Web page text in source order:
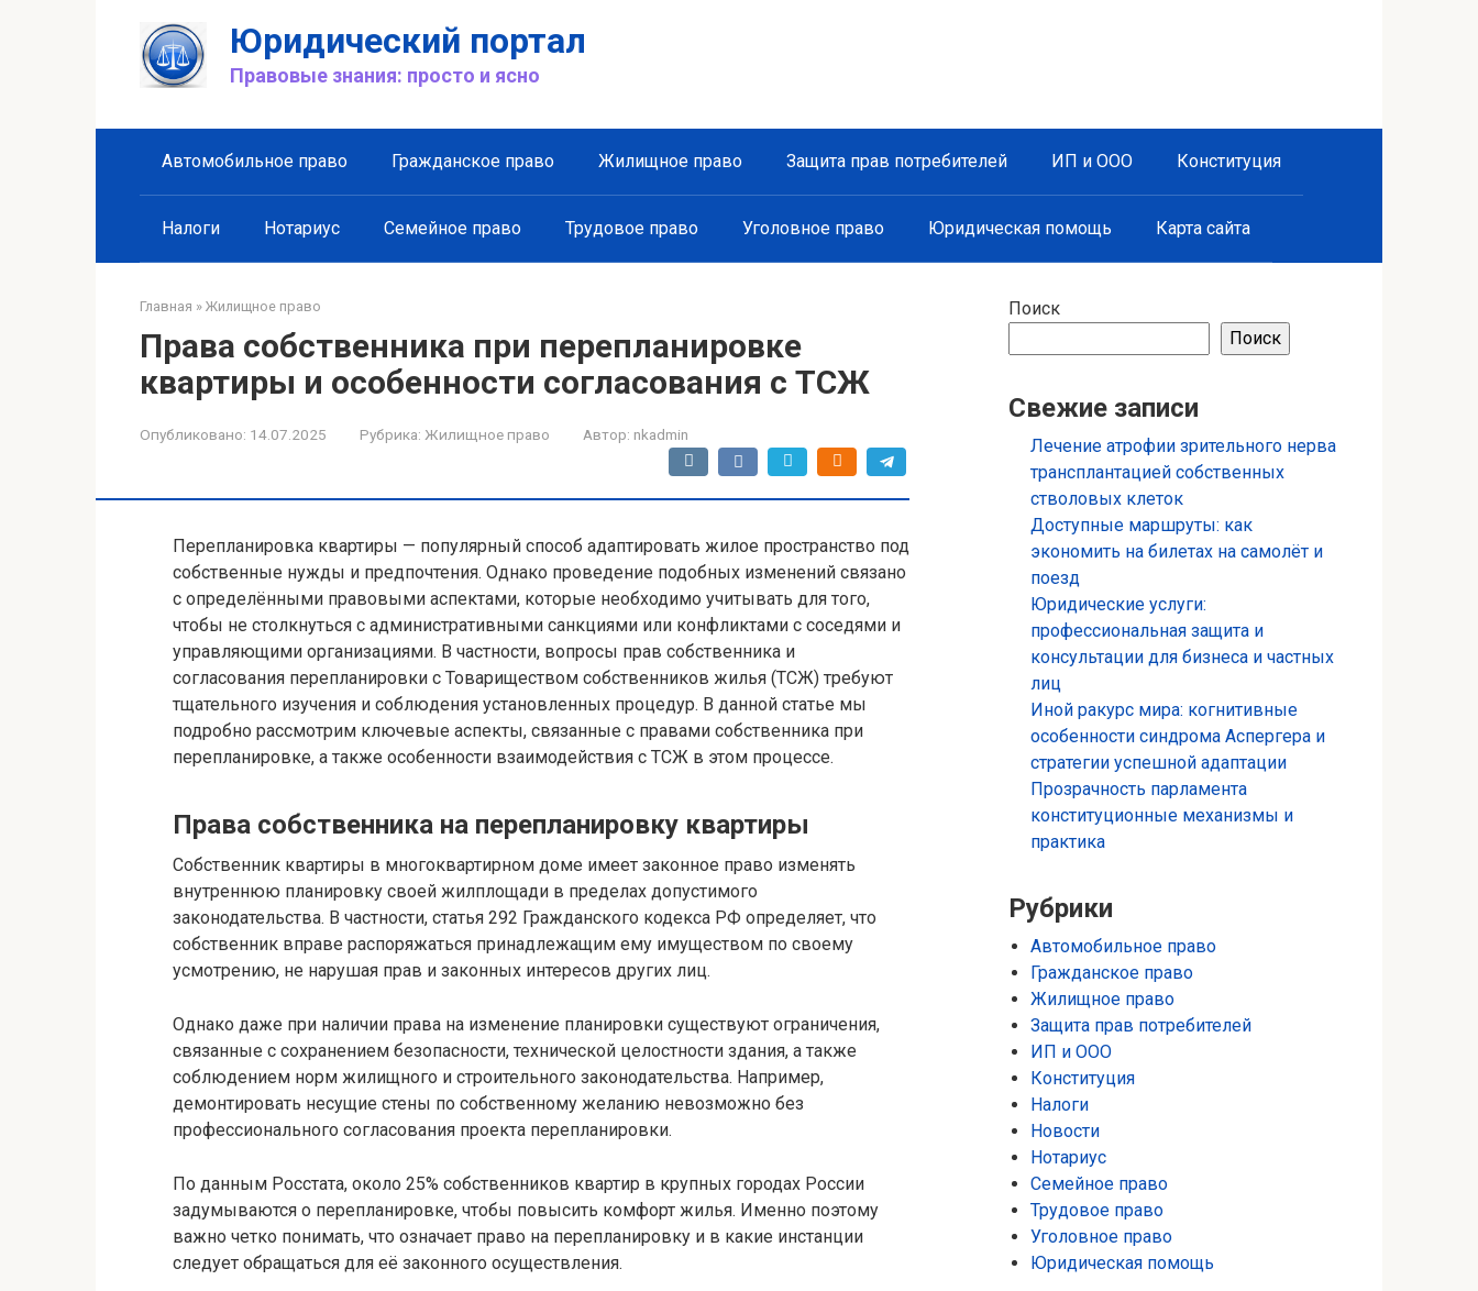
Юридический портал
Правовые знания: просто и ясно
Автомобильное право Гражданское право Жилищное право Защита прав потребителей ИП и ООО Конституция
Налоги Нотариус Семейное право Трудовое право Уголовное право Юридическая помощь Карта сайта
Главная » Жилищное право
Права собственника при перепланировке
квартиры и особенности согласования с ТСЖ
Опубликовано: 14.07.2025 Рубрика: Жилищное право Автор: nkadmin
Перепланировка квартиры — популярный способ адаптировать жилое пространство под
собственные нужды и предпочтения. Однако проведение подобных изменений связано
с определёнными правовыми аспектами, которые необходимо учитывать для того,
чтобы не столкнуться с административными санкциями или конфликтами с соседями и
управляющими организациями. В частности, вопросы прав собственника и
согласования перепланировки с Товариществом собственников жилья (ТСЖ) требуют
тщательного изучения и соблюдения установленных процедур. В данной статье мы
подробно рассмотрим ключевые аспекты, связанные с правами собственника при
перепланировке, а также особенности взаимодействия с ТСЖ в этом процессе.
Права собственника на перепланировку квартиры
Собственник квартиры в многоквартирном доме имеет законное право изменять
внутреннюю планировку своей жилплощади в пределах допустимого
законодательства. В частности, статья 292 Гражданского кодекса РФ определяет, что
собственник вправе распоряжаться принадлежащим ему имуществом по своему
усмотрению, не нарушая прав и законных интересов других лиц.
Однако даже при наличии права на изменение планировки существуют ограничения,
связанные с сохранением безопасности, технической целостности здания, а также
соблюдением норм жилищного и строительного законодательства. Например,
демонтировать несущие стены по собственному желанию невозможно без
профессионального согласования проекта перепланировки.
По данным Росстата, около 25% собственников квартир в крупных городах России
задумываются о перепланировке, чтобы повысить комфорт жилья. Именно поэтому
важно четко понимать, что означает право на перепланировку и в какие инстанции
следует обращаться для её законного осуществления.
Поиск
Поиск
Свежие записи
Лечение атрофии зрительного нерва
трансплантацией собственных
стволовых клеток
Доступные маршруты: как
экономить на билетах на самолёт и
поезд
Юридические услуги:
профессиональная защита и
консультации для бизнеса и частных
лиц
Иной ракурс мира: когнитивные
особенности синдрома Аспергера и
стратегии успешной адаптации
Прозрачность парламента
конституционные механизмы и
практика
Рубрики
Автомобильное право
Гражданское право
Жилищное право
Защита прав потребителей
ИП и ООО
Конституция
Налоги
Новости
Нотариус
Семейное право
Трудовое право
Уголовное право
Юридическая помощь